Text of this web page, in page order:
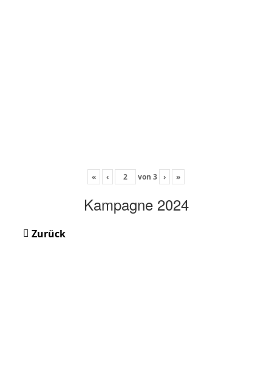
« ‹ von 3 › »
Kampagne 2024
Zurück